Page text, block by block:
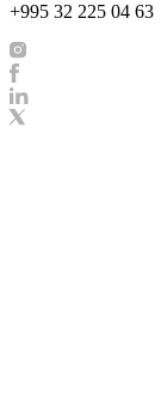
+995 32 225 04 63